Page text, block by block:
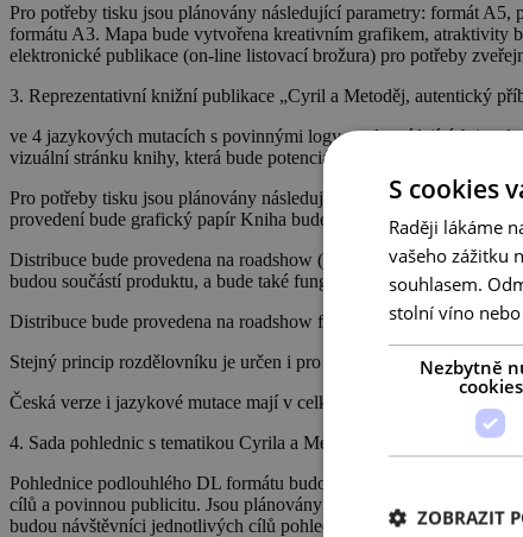
Pro potřeby tisku jsou plánovány následující parametry: formát
formátu A3. Mapa bude vytvořena kreativním grafikem, atraktivity
elektronické publikace (on-line listovací brožura) pro potřeby
3. Reprezentativní knižní publikace „Cyril a Metoděj, autentický
ve 4 jazykových mutacích s povinnými logy v odpovídajících
vizuální stránku knihy, která bude potenciální návštěvníky
Pro potřeby tisku jsou plánovány následující parametry: formát
provedení bude grafický papír Kniha bude zabalena v papírovém
Distribuce bude provedena na roadshow (viz dále), následně
budou součástí produktu, a bude také fungovat jako dárek v
Distribuce bude provedena na roadshow formou předání publikace
Stejný princip rozdělovníku je určen i pro jazykové mutace
Česká verze i jazykové mutace mají v celkovém nákladu vždy
4. Sada pohlednic s tematikou Cyrila a Metoděje / Velké Moravy.
Pohlednice podlouhlého DL formátu budou obsahovat motivy
cílů a povinnou publicitu. Jsou plánovány v atraktivním
budou návštěvníci jednotlivých cílů pohlednice zasílat, k návštěvě
S cookies
Raději lákáme
vašeho zážitku
souhlasem.
stolní víno
Nezbytně
cookies
ZOBRAZIT